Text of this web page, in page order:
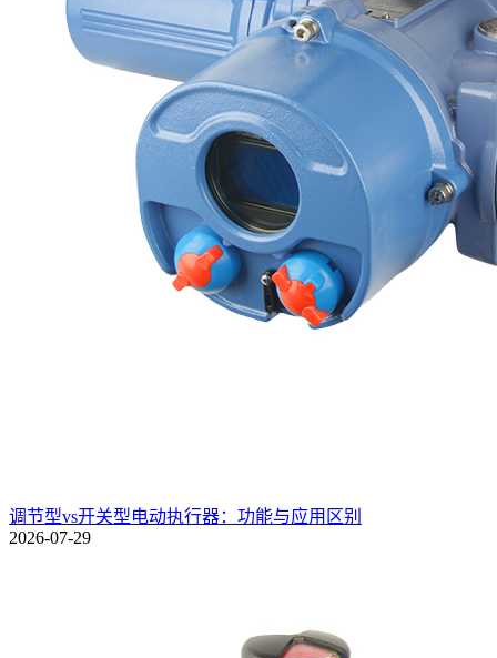
调节型vs开关型电动执行器：功能与应用区别
2026-07-29